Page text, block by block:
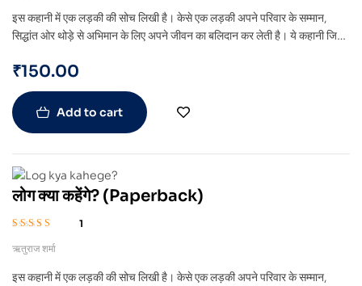
इस कहानी में एक लड़की की सोच लिखी है। केसे एक लड़की अपने परिवार के सम्मान,
सिद्धांत ओर थोड़े से अभिमान के लिए अपने जीवन का बलिदान कर लेती है। ये कहानी जिस
हैं। किस तरह की सोच है जो हमारी जीने की इच्छा को खत्म कर देती है।
₹150.00
Add to cart
लोग क्या कहेंगे? (Paperback)
of 5
1
ऋतुराज शर्मा
इस कहानी में एक लड़की की सोच लिखी है। केसे एक लड़की अपने परिवार के सम्मान,